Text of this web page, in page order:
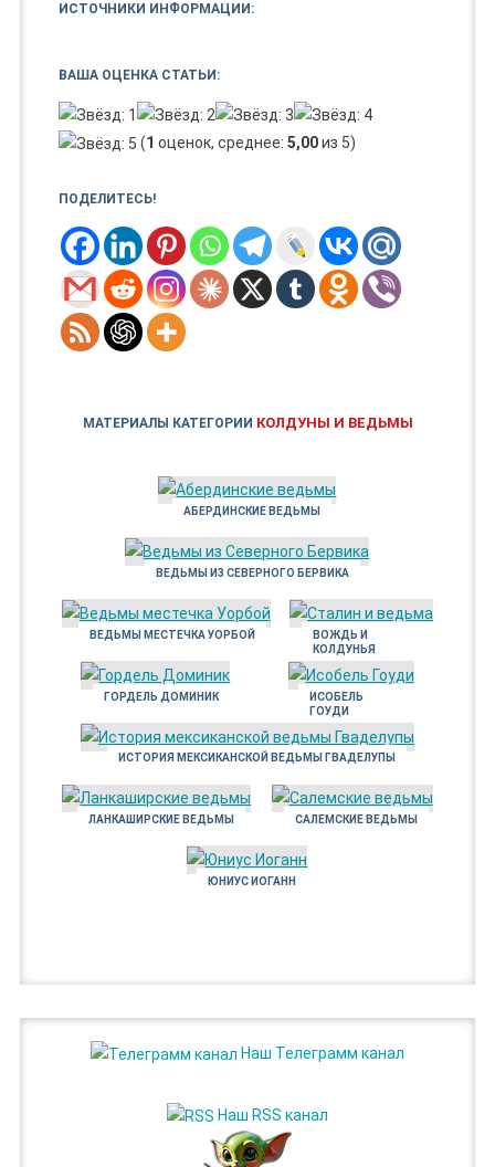
ИСТОЧНИКИ ИНФОРМАЦИИ:
ВАША ОЦЕНКА СТАТЬИ:
(1 оценок, среднее: 5,00из 5)
ПОДЕЛИТЕСЬ!
МАТЕРИАЛЫ КАТЕГОРИИ КОЛДУНЫ И ВЕДЬМЫ
АБЕРДИНСКИЕ ВЕДЬМЫ
ВЕДЬМЫ ИЗ СЕВЕРНОГО БЕРВИКА
ВЕДЬМЫ МЕСТЕЧКА УОРБОЙ
ВОЖДЬ И
КОЛДУНЬЯ
ГОРДЕЛЬ ДОМИНИК
ИСОБЕЛЬ
ГОУДИ
ИСТОРИЯ МЕКСИКАНСКОЙ ВЕДЬМЫ ГВАДЕЛУПЫ
ЛАНКАШИРСКИЕ ВЕДЬМЫ САЛЕМСКИЕ ВЕДЬМЫ
ЮНИУС ИОГАНН
Наш Телеграмм канал
Наш RSS канал